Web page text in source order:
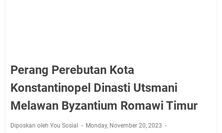
Perang Perebutan Kota
Konstantinopel Dinasti Utsmani
Melawan Byzantium Romawi Timur
Diposkan oleh You Sosial
Monday, November 20, 2023